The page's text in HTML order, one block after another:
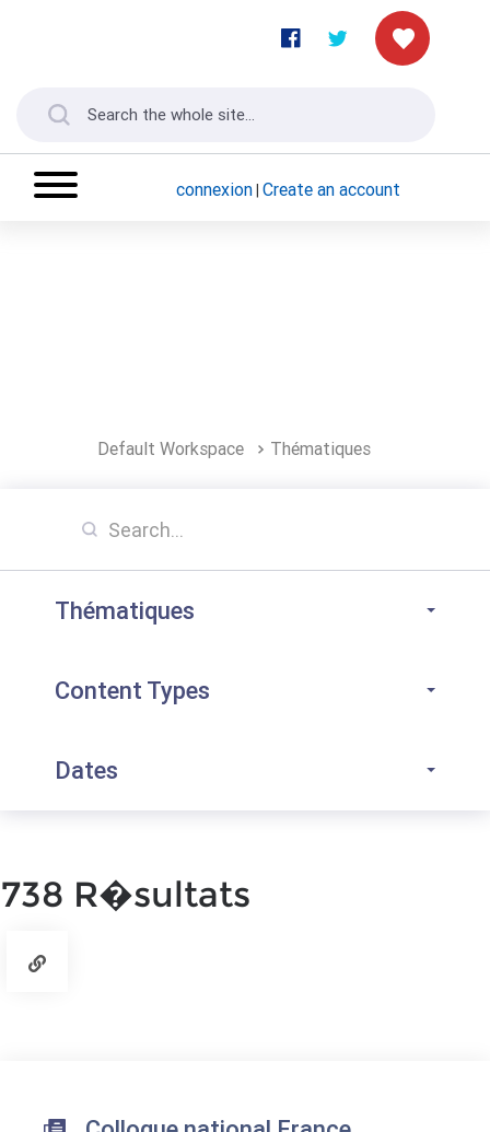
connexion| Create an account
Default Workspace Thématiques
Thématiques
Content Types
Dates
738 R�sultats